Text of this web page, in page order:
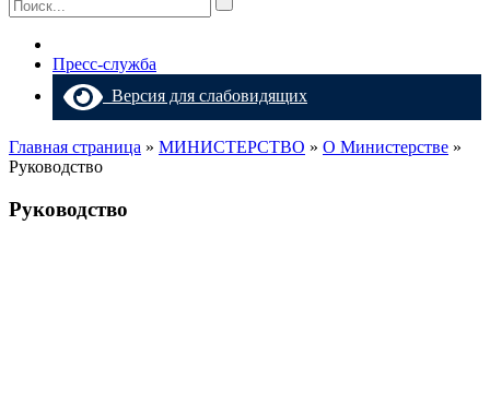
Пресс-служба
Версия для слабовидящих
Главная страница » МИНИСТЕРСТВО » О Министерстве »
Руководство
Руководство